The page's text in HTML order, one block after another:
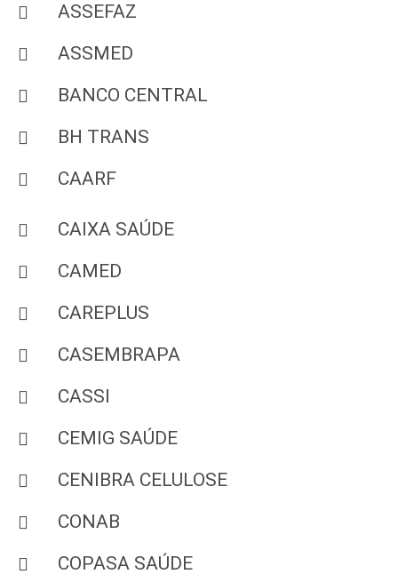
ASSEFAZ
ASSMED
BANCO CENTRAL
BH TRANS
CAARF
CAIXA SAÚDE
CAMED
CAREPLUS
CASEMBRAPA
CASSI
CEMIG SAÚDE
CENIBRA CELULOSE
CONAB
COPASA SAÚDE